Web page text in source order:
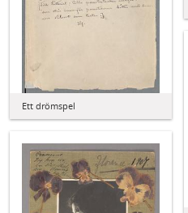
Ett drömspel